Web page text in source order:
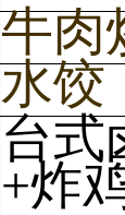
牛肉
水饺
台式
+炸